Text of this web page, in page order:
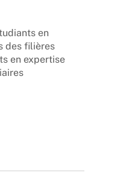
en
des filières
en expertise